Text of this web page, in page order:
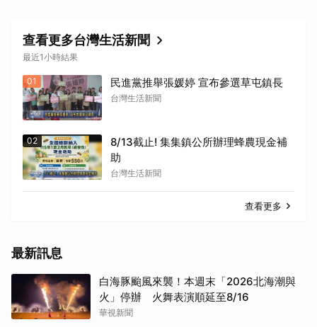
查看更多台灣生活新聞
最近1小時結果
01 民進黨推舉張媛婷 宣布參選草屯鎮長
台灣生活新聞
02
8/13截止! 集集鎮公所辦理蜂農現金補
助
台灣生活新聞
查看更多
最新訊息
白海豚颱風來襲！本週末「2026北海潮與
火」停辦 火舞表演順延至8/16
華視新聞